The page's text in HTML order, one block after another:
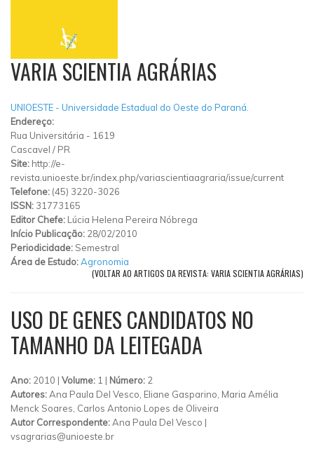
VARIA SCIENTIA AGRÁRIAS
UNIOESTE - Universidade Estadual do Oeste do Paraná.
Endereço:
Rua Universitária - 1619
Cascavel / PR
Site: http://e-
revista.unioeste.br/index.php/variascientiaagraria/issue/current
Telefone: (45) 3220-3026
ISSN: 31773165
Editor Chefe: Lúcia Helena Pereira Nóbrega
Início Publicação: 28/02/2010
Periodicidade: Semestral
Área de Estudo:Agronomia
(VOLTAR AO ARTIGOS DA REVISTA: VARIA SCIENTIA AGRÁRIAS)
USO DE GENES CANDIDATOS NO
TAMANHO DA LEITEGADA
Ano: 2010 | Volume: 1 | Número: 2
Autores:Ana Paula Del Vesco, Eliane Gasparino, Maria Amélia
Menck Soares, Carlos Antonio Lopes de Oliveira
Autor Correspondente:Ana Paula Del Vesco |
vsagrarias@unioeste.br